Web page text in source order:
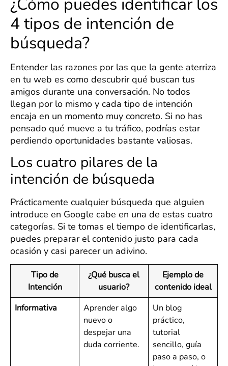
¿Cómo puedes identificar los
4 tipos de intención de
búsqueda?
Entender las razones por las que la gente aterriza
en tu web es como descubrir qué buscan tus
amigos durante una conversación. No todos
llegan por lo mismo y cada tipo de intención
encaja en un momento muy concreto. Si no has
pensado qué mueve a tu tráfico, podrías estar
perdiendo oportunidades bastante valiosas.
Los cuatro pilares de la
intención de búsqueda
Prácticamente cualquier búsqueda que alguien
introduce en Google cabe en una de estas cuatro
categorías. Si te tomas el tiempo de identificarlas,
puedes preparar el contenido justo para cada
ocasión y casi parecer un adivino.
Tipo de
Intención
¿Qué busca el
usuario?
Ejemplo de
contenido ideal
Informativa
Aprender algo
nuevo o
despejar una
duda corriente.
Un blog
práctico,
tutorial
sencillo, guía
paso a paso, o